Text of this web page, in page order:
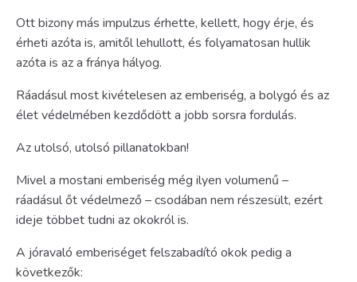
Ott bizony más impulzus érhette, kellett, hogy érje, és
érheti azóta is, amitől lehullott, és folyamatosan hullik
azóta is az a fránya hályog.
Ráadásul most kivételesen az emberiség, a bolygó és az
élet védelmében kezdődött a jobb sorsra fordulás.
Az utolsó, utolsó pillanatokban!
Mivel a mostani emberiség még ilyen volumenű –
ráadásul őt védelmező – csodában nem részesült, ezért
ideje többet tudni az okokról is.
A jóravaló emberiséget felszabadító okok pedig a
következők: